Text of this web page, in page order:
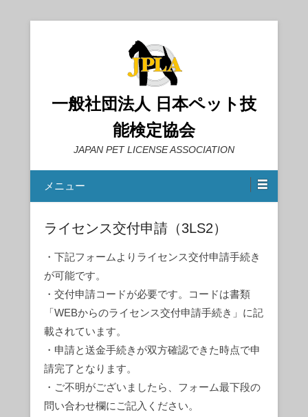
一般社団法人 日本ペット技
能検定協会
JAPAN PET LICENSE ASSOCIATION
メニュー
ライセンス交付申請（3LS2）
・下記フォームよりライセンス交付申請手続き
が可能です。
・交付申請コードが必要です。コードは書類
「WEBからのライセンス交付申請手続き」に記
載されています。
・申請と送金手続きが双方確認できた時点で申
請完了となります。
・ご不明がございましたら、フォーム最下段の
問い合わせ欄にご記入ください。